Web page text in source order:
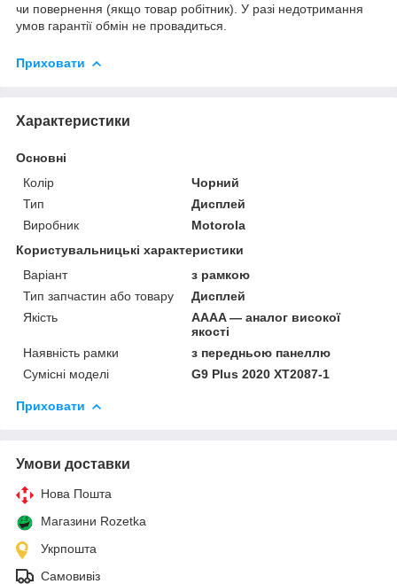
чи повернення (якщо товар робітник). У разі недотримання
умов гарантії обмін не провадиться.
Приховати
Характеристики
Основні
Колір
Чорний
Тип
Дисплей
Виробник
Motorola
Користувальницькі характеристики
Варіант
з рамкою
Тип запчастин або товару
Дисплей
Якість
AAAA — аналог високої
якості
Наявність рамки
з передньою панеллю
Сумісні моделі
G9 Plus 2020 XT2087-1
Приховати
Умови доставки
Нова Пошта
Магазини Rozetka
Укрпошта
Самовивіз